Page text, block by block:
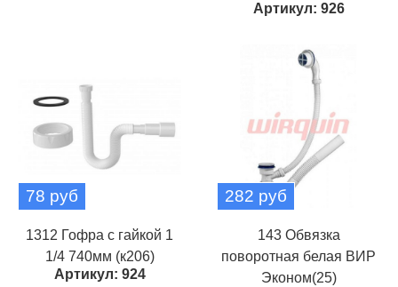
Артикул: 926
78 руб
1312 Гофра с гайкой 1
1/4 740мм (к206)
Артикул: 924
282 руб
143 Обвязка
поворотная белая ВИР
Эконом(25)